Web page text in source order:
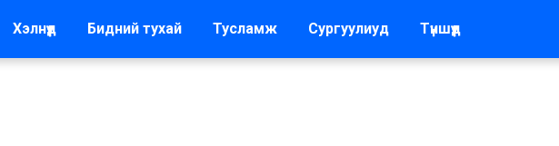
Хэлнүүд Бидний тухай Тусламж Сургуулиуд Түншүүд